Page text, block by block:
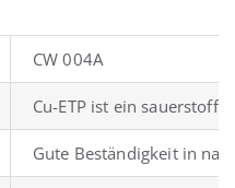
CW 004A
Cu-ETP ist ein
Gute Beständigkeit in